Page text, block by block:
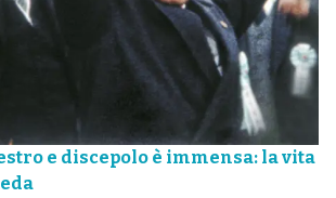
e discepolo è immensa: la vita